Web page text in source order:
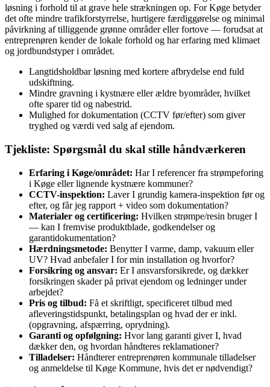
løsning i forhold til at grave hele strækningen op. For Køge betyder
det ofte mindre trafikforstyrrelse, hurtigere færdiggørelse og minimal
påvirkning af tilliggende grønne områder eller fortove — forudsat at
entreprenøren kender de lokale forhold og har erfaring med klimaet
og jordbundstyper i området.
Langtidsholdbar løsning med kortere afbrydelse end fuld
udskiftning.
Mindre gravning i kystnære eller ældre byområder, hvilket
ofte sparer tid og nabestrid.
Mulighed for dokumentation (CCTV før/efter) som giver
tryghed og værdi ved salg af ejendom.
Tjekliste: Spørgsmål du skal stille håndværkeren
Erfaring i Køge/området: Har I referencer fra strømpeforing
i Køge eller lignende kystnære kommuner?
CCTV-inspektion: Laver I grundig kamera-inspektion før og
efter, og får jeg rapport + video som dokumentation?
Materialer og certificering: Hvilken strømpe/resin bruger I
— kan I fremvise produktblade, godkendelser og
garantidokumentation?
Hærdningsmetode: Benytter I varme, damp, vakuum eller
UV? Hvad anbefaler I for min installation og hvorfor?
Forsikring og ansvar: Er I ansvarsforsikrede, og dækker
forsikringen skader på privat ejendom og ledninger under
arbejdet?
Pris og tilbud: Få et skriftligt, specificeret tilbud med
afleveringstidspunkt, betalingsplan og hvad der er inkl.
(opgravning, afspærring, oprydning).
Garanti og opfølgning: Hvor lang garanti giver I, hvad
dækker den, og hvordan håndteres reklamationer?
Tilladelser: Håndterer entreprenøren kommunale tilladelser
og anmeldelse til Køge Kommune, hvis det er nødvendigt?